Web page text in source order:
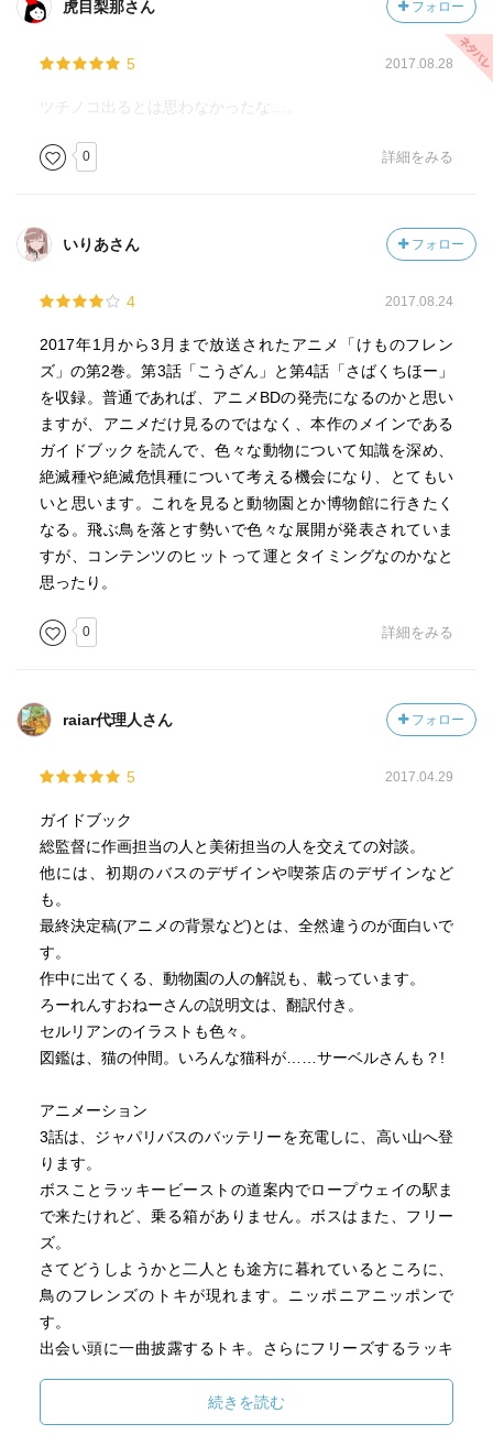
虎目梨那さん フォロー
5 2017.08.28
ツチノコ出るとは思わなかったな…。
0 詳細をみる
いりあさん フォロー
4 2017.08.24
2017年1月から3月まで放送されたアニメ「けものフレン
ズ」の第2巻。第3話「こうざん」と第4話「さばくちほー」
を収録。普通であれば、アニメBDの発売になるのかと思い
ますが、アニメだけ見るのではなく、本作のメインである
ガイドブックを読んで、色々な動物について知識を深め、
絶滅種や絶滅危惧種について考える機会になり、とてもい
いと思います。これを見ると動物園とか博物館に行きたく
なる。飛ぶ鳥を落とす勢いで色々な展開が発表されていま
すが、コンテンツのヒットって運とタイミングなのかなと
思ったり。
0 詳細をみる
raiar代理人さん フォロー
5 2017.04.29
ガイドブック
総監督に作画担当の人と美術担当の人を交えての対談。
他には、初期のバスのデザインや喫茶店のデザインなど
も。
最終決定稿(アニメの背景など)とは、全然違うのが面白いで
す。
作中に出てくる、動物園の人の解説も、載っています。
ろーれんすおねーさんの説明文は、翻訳付き。
セルリアンのイラストも色々。
図鑑は、猫の仲間。いろんな猫科が……サーベルさんも？!
アニメーション
3話は、ジャパリバスのバッテリーを充電しに、高い山へ登
ります。
ボスことラッキービーストの道案内でロープウェイの駅ま
で来たけれど、乗る箱がありません。ボスはまた、フリー
ズ。
さてどうしようかと二人とも途方に暮れているところに、
鳥のフレンズのトキが現れます。ニッポニアニッポンで
す。
出会い頭に一曲披露するトキ。さらにフリーズするラッキ
んだけは拍手して、トキを褒めます。
そんなこんなで、山頂へ。途中、ラッキーさんがちょっと
続きを読む